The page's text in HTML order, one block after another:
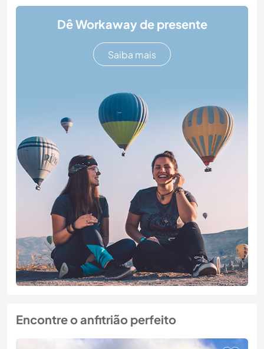
Dê Workaway de presente
Saiba mais
Encontre o anfitrião perfeito